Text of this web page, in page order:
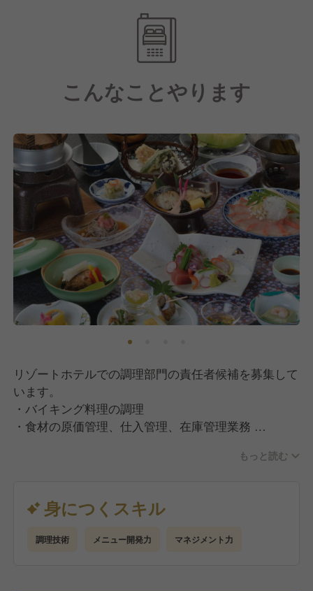
の良い料理を多く提供しています。
こんなことやります
リゾートホテルでの調理部門の責任者候補を募集して
います。
・バイキング料理の調理
・食材の原価管理、仕入管理、在庫管理業務
します。
バイキング以外にも、季節やホテルによって変わるフ
ェア料理や一品料理の提供もしています。
調理長候補として入社し、半年で調理長へ昇格できる
もっと読む
身につくスキル
調理技術 メニュー開発力 マネジメント力